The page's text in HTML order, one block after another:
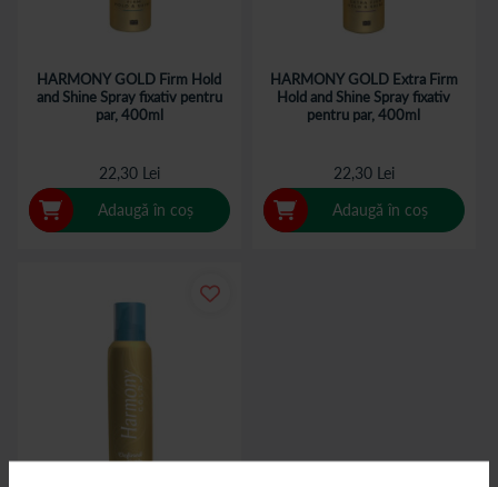
HARMONY GOLD Firm Hold
and Shine Spray fixativ pentru
par, 400ml
22,30 Lei
Adaugă în coș
HARMONY GOLD Extra Firm
Hold and Shine Spray fixativ
pentru par, 400ml
22,30 Lei
Adaugă în coș